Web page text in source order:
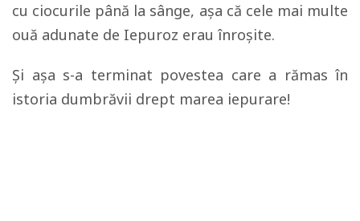
cu ciocurile până la sânge, așa că cele mai multe
ouă adunate de Iepuroz erau înroșite.
Și așa s-a terminat povestea care a rămas în
istoria dumbrăvii drept marea iepurare!